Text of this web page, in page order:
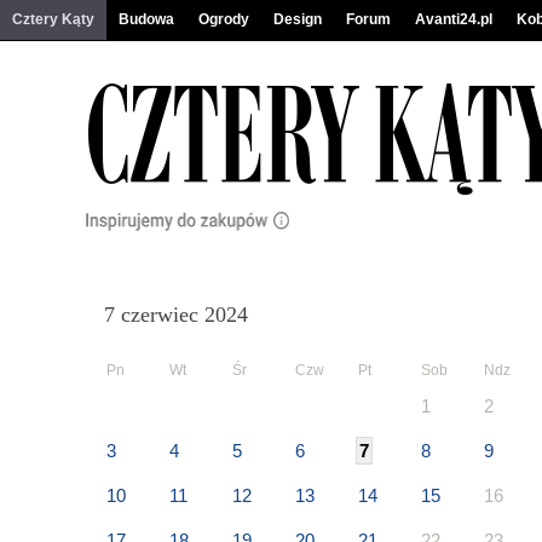
Cztery Kąty Budowa Ogrody Design Forum Avanti24.pl
7 czerwiec 2024
Pn Wt Śr Czw Pt Sob Ndz
1 2
3 4 5 6 7 8 9
10 11 12 13 14 15 16